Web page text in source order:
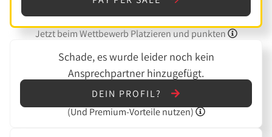
Jetzt beim Wettbewerb Platzieren und punkten
Schade, es wurde leider noch kein
Ansprechpartner hinzugefügt.
DEIN PROFIL?
(Und Premium-Vorteile nutzen)